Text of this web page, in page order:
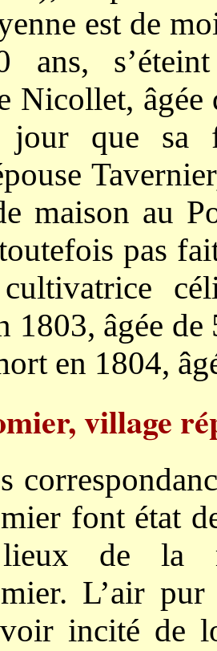
est de
ans,
Nicollet,
jour que sa
maison au
pas
1803, âgée
en 1804,
village
font état
lieux de la
L’air
incité de